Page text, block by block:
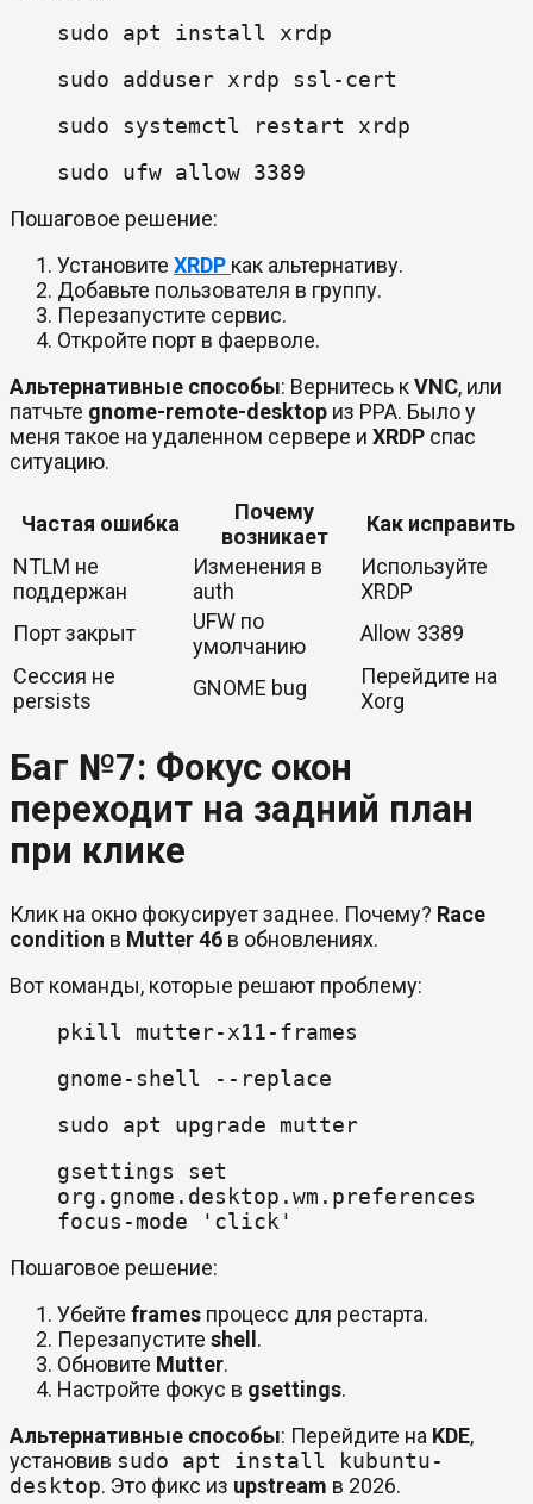
sudo apt install xrdp
sudo adduser xrdp ssl-cert
sudo systemctl restart xrdp
sudo ufw allow 3389
Пошаговое решение:
Установите XRDP как альтернативу.
Добавьте пользователя в группу.
Перезапустите сервис.
Откройте порт в фаерволе.
Альтернативные способы: Вернитесь кVNC, или
патчьте gnome-remote-desktop из PPA. Было у
меня такое на удаленном сервере и XRDP спас
ситуацию.
Частая ошибка
Почему
возникает
Как исправить
NTLM не
поддержан
Изменения в
auth
Используйте
XRDP
Порт закрыт
UFW по
умолчанию
Allow 3389
Сессия не
persists
GNOME bug
Перейдите на
Xorg
Баг №7: Фокус окон
переходит на задний план
при клике
Клик на окно фокусирует заднее. Почему? Race
condition в Mutter 46 в обновлениях.
Вот команды, которые решают проблему:
pkill mutter-x11-frames
gnome-shell --replace
sudo apt upgrade mutter
gsettings set
org.gnome.desktop.wm.preferences
focus-mode 'click'
Пошаговое решение:
Убейте frames процесс для рестарта.
Перезапустите shell .
Обновите Mutter.
Настройте фокус в gsettings.
Альтернативные способы: Перейдите на KDE,
установив sudo apt install kubuntu-
desktop. Это фикс из upstream в 2026.